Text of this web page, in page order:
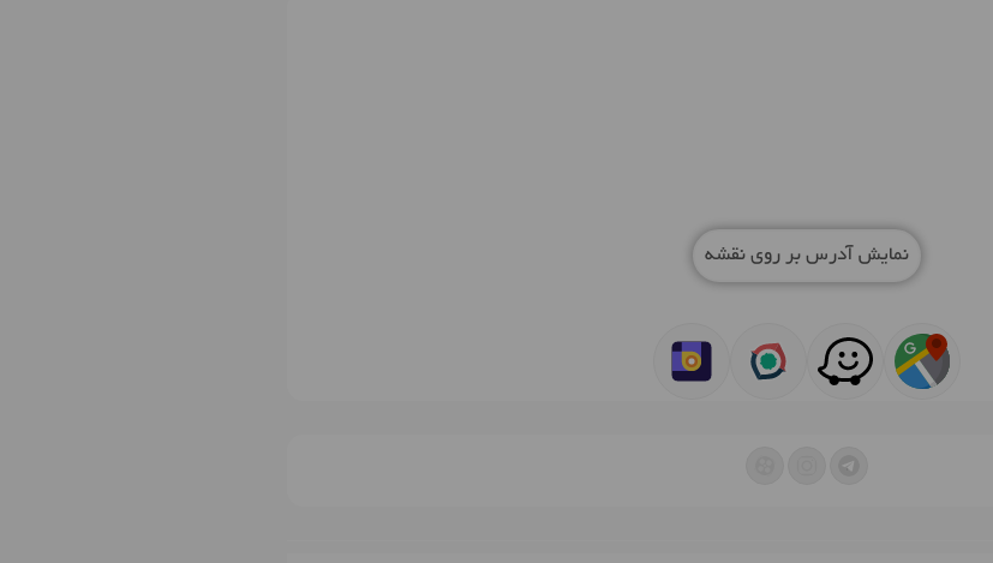
نمایش آدرس بر روی نقشه